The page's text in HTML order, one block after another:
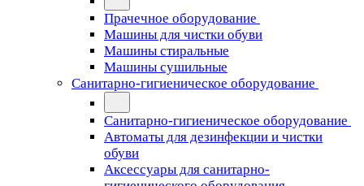
Прачечное оборудование
Машины для чистки обуви
Машины стиральные
Машины сушильные
Санитарно-гигиеническое оборудование
Санитарно-гигиеническое оборудование
Автоматы для дезинфекции и чистки
обуви
Аксессуары для санитарно-